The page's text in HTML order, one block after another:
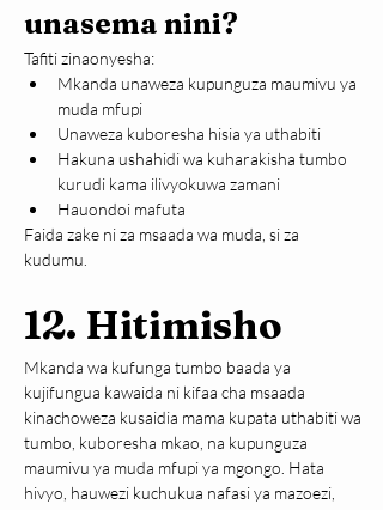
unasema nini?
Tafiti zinaonyesha:
Mkanda unaweza kupunguza maumivu ya
muda mfupi
Unaweza kuboresha hisia ya uthabiti
Hakuna ushahidi wa kuharakisha tumbo
kurudi kama ilivyokuwa zamani
Hauondoi mafuta
Faida zake ni za msaada wa muda, si za
kudumu.
12. Hitimisho
Mkanda wa kufunga tumbo baada ya
kujifungua kawaida ni kifaa cha msaada
kinachoweza kusaidia mama kupata uthabiti wa
tumbo, kuboresha mkao, na kupunguza
maumivu ya muda mfupi ya mgongo. Hata
hivyo, hauwezi kuchukua nafasi ya mazoezi,